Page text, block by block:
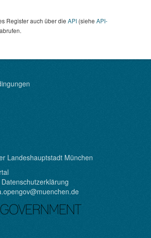
Register auch über die API (siehe API-
Landeshauptstadt München